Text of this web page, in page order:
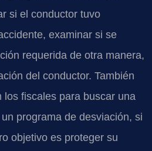
si el conductor tuvo
examinar si se
requerida de otra manera,
del conductor. También
los fiscales para buscar una
programa de desviación, si
objetivo es proteger su